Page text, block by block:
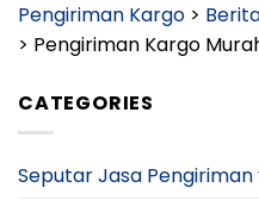
Pengiriman Kargo >
> Pengiriman Kargo
CATEGORIES
Seputar Jasa Pengiriman